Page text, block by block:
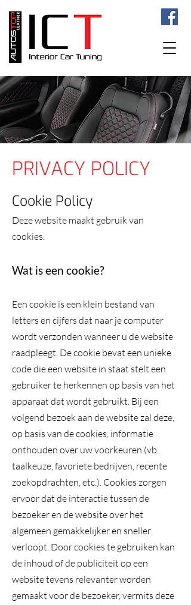
PRIVACY POLICY
Cookie Policy
Deze website maakt gebruik van
cookies.
Wat is een cookie?
Een cookie is een klein bestand van
letters en cijfers dat naar je computer
wordt verzonden wanneer u de website
raadpleegt. De cookie bevat een unieke
code die een website in staat stelt een
gebruiker te herkennen op basis van het
apparaat dat wordt gebruikt. Bij een
volgend bezoek aan de website zal deze,
op basis van de cookies, informatie
onthouden over uw voorkeuren (vb.
taalkeuze, favoriete bedrijven, recente
zoekopdrachten, etc.). Cookies zorgen
ervoor dat de interactie tussen de
bezoeker en de website over het
algemeen gemakkelijker en sneller
verloopt. Door cookies te gebruiken kan
de inhoud of de publiciteit op een
website tevens relevanter worden
gemaakt voor de bezoeker, vermits deze